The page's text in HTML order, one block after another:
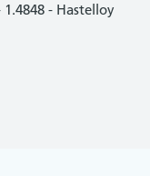
- Hastelloy